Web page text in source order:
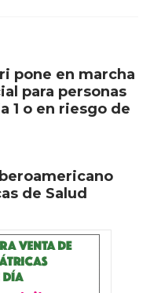
pone en marcha
para personas
1 o en riesgo de
de Salud